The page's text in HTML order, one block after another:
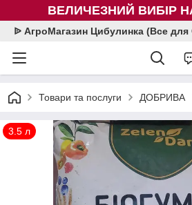
ВЕЛИЧЕЗНИЙ ВИБІР
ᐉ АгроМагазин Цибулинка (Все для
Товари та послуги ДОБРИВА
3.5 л